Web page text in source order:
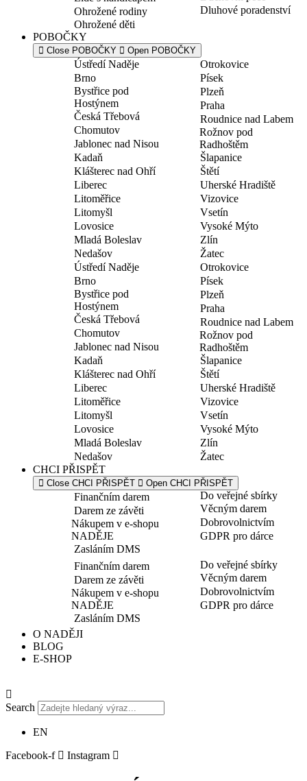
Ohrožené rodiny
Ohrožené děti
Dluhové poradenství
POBOČKY
Close POBOČKY Open POBOČKY
Ústředí Naděje
Brno
Bystřice pod
Hostýnem
Česká Třebová
Chomutov
Jablonec nad Nisou
Kadaň
Klášterec nad Ohří
Liberec
Litoměřice
Litomyšl
Lovosice
Mladá Boleslav
Nedašov
Otrokovice
Písek
Plzeň
Praha
Roudnice nad Labem
Rožnov pod
Radhoštěm
Šlapanice
Štětí
Uherské Hradiště
Vizovice
Vsetín
Vysoké Mýto
Zlín
Žatec
Ústředí Naděje
Brno
Bystřice pod
Hostýnem
Česká Třebová
Chomutov
Jablonec nad Nisou
Kadaň
Klášterec nad Ohří
Liberec
Litoměřice
Litomyšl
Lovosice
Mladá Boleslav
Nedašov
Otrokovice
Písek
Plzeň
Praha
Roudnice nad Labem
Rožnov pod
Radhoštěm
Šlapanice
Štětí
Uherské Hradiště
Vizovice
Vsetín
Vysoké Mýto
Zlín
Žatec
CHCI PŘISPĚT
Close CHCI PŘISPĚT Open CHCI PŘISPĚT
Finančním darem
Darem ze závěti
Nákupem v e-shopu
NADĚJE
Zasláním DMS
Do veřejné sbírky
Věcným darem
Dobrovolnictvím
GDPR pro dárce
Finančním darem
Darem ze závěti
Nákupem v e-shopu
NADĚJE
Zasláním DMS
Do veřejné sbírky
Věcným darem
Dobrovolnictvím
GDPR pro dárce
O NADĚJI
BLOG
E-SHOP
Search
EN
Facebook-f
Instagram